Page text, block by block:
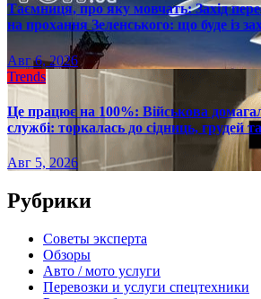
Таємниця, про яку мовчать: Захід
на прохання Зеленського: що буде із
Авг 6, 2026
Trends
Це працює на 100%: Військова
службі: торкалась до сідниць, грудей
Авг 5, 2026
Рубрики
Советы эксперта
Обзоры
Авто / мото услуги
Перевозки и услуги спецтехники